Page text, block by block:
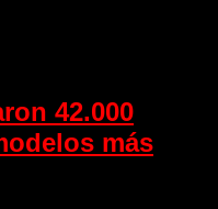
42.000
más